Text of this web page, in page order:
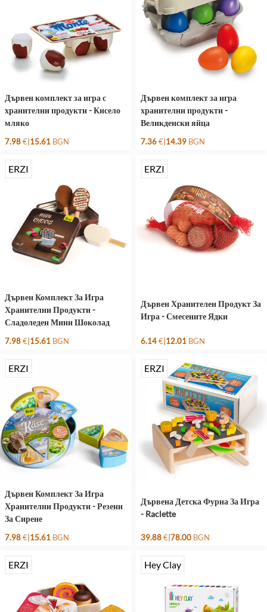
Дървен комплект за игра с
хранителни продукти - Кисело
мляко
7.98€|15.61 BGN
Дървен комплект за игра
хранителни продукти -
Великденски яйца
7.36€|14.39 BGN
ERZI
Дървен Комплект За Игра
Хранителни Продукти -
Сладоледен Мини Шоколад
7.98€|15.61 BGN
ERZI
Дървен Хранителен Продукт За
Игра - Смесените Ядки
6.14€|12.01 BGN
ERZI
Дървен Комплект За Игра
Хранителни Продукти - Резени
За Сирене
7.98€|15.61 BGN
ERZI
Дървена Детска Фурна За Игра
- Raclette
39.88€|78.00 BGN
ERZI Hey Clay